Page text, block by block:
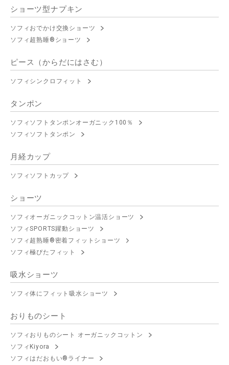
ショーツ型ナプキン
ソフィおでかけ交換ショーツ
ソフィ超熟睡®ショーツ
ピース（からだにはさむ）
ソフィシンクロフィット
タンポン
ソフィソフトタンポンオーガニック100％
ソフィソフトタンポン
月経カップ
ソフィソフトカップ
ショーツ
ソフィオーガニックコットン温活ショーツ
ソフィSPORTS躍動ショーツ
ソフィ超熟睡®密着フィットショーツ
ソフィ極ぴたフィット
吸水ショーツ
ソフィ体にフィット吸水ショーツ
おりものシート
ソフィおりものシート オーガニックコットン
ソフィKiyora
ソフィはだおもい®ライナー